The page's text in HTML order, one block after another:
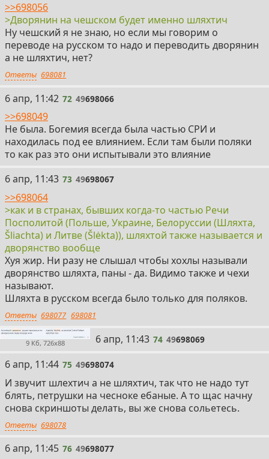
>>698056
>Дворянин на чешском будет именно шляхтич
Ну чешский я не знаю, но если мы говорим о
переводе на русском то надо и переводить дворянин
а не шляхтич, нет?
Ответы 698081
72
6 апр, 11:42 72 49698066
>>698049
Не была. Богемия всегда была частью СРИ и
находилась под ее влиянием. Если там были поляки
то как раз это они испытывали это влияние
73
6 апр, 11:43 73 49698067
>>698064
>как и в странах, бывших когда-то частью Речи
Посполитой (Польше, Украине, Белоруссии (Шляхта,
Šliachta) и Литве (Šlėkta)), шляхтой также называется и
дворянство вообще
Хуя жир. Ни разу не слышал чтобы xoxлы называли
дворянство шляхта, паны - да. Видимо также и чехи
называют.
Шляхта в русском всегда было только для поляков.
Ответы 698077 698081
9 Кб, 726x88 74
6 апр, 11:43 74 49698069
75
6 апр, 11:44 75 49698074
И звучит шлехтич а не шляхтич, так что не надо тут
блять, петрушки на чесноке ебаные. А то щас начну
снова скриншоты делать, вы же снова сольетесь.
Ответы 698078
76
6 апр, 11:45 76 49698077